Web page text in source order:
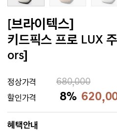
[브라이텍스]
키드픽스 프로 LUX
ors]
정상가격 680,000
할인가격 8%
혜택안내